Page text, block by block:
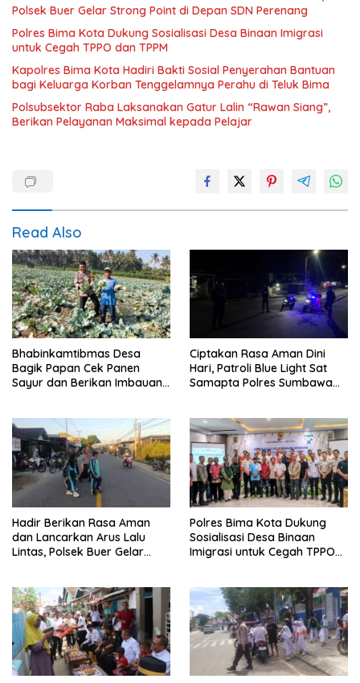
Polsek Buer Gelar Strong Point di Depan SDN Perenang
Polres Bima Kota Dukung Sosialisasi Desa Binaan Imigrasi
untuk Cegah TPPO dan TPPM
Kapolres Bima Kota Hadiri Bakti Sosial Penyerahan Bantuan
bagi Keluarga Korban Tenggelamnya Perahu di Teluk Bima
Polsubsektor Raba Laksanakan Gatur Lalin “Rawan Siang”,
Berikan Pelayanan Maksimal kepada Pelajar
Read Also
Bhabinkamtibmas Desa
Bagik Papan Cek Panen
Sayur dan Berikan Imbauan
Ciptakan Rasa Aman Dini
Hari, Patroli Blue Light Sat
Samapta Polres Sumbawa
Hadir Berikan Rasa Aman
dan Lancarkan Arus Lalu
Lintas, Polsek Buer Gelar
Polres Bima Kota Dukung
Sosialisasi Desa Binaan
Imigrasi untuk Cegah TPPO